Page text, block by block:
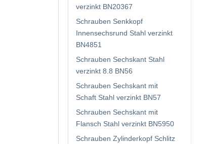
verzinkt BN20367
Schrauben Senkkopf
Innensechsrund Stahl verzinkt
BN4851
Schrauben Sechskant Stahl
verzinkt 8.8 BN56
Schrauben Sechskant mit
Schaft Stahl verzinkt BN57
Schrauben Sechskant mit
Flansch Stahl verzinkt BN5950
Schrauben Zylinderkopf Schlitz